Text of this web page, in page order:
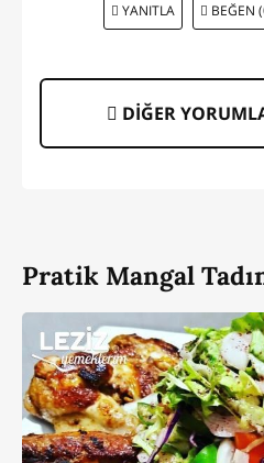
YANITLA BEĞEN
DİĞER
Pratik Mangal